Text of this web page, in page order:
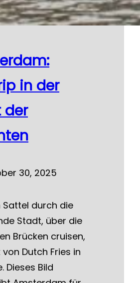
in der
der
30, 2025
Sattel durch die
Stadt, über die
Brücken cruisen,
Dutch Fries in
Dieses Bild